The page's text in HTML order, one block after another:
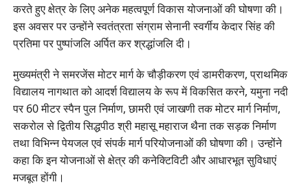
करते हुए क्षेत्र के लिए अनेक महत्वपूर्ण विकास योजनाओं की घोषणा की।
इस अवसर पर उन्होंने स्वतंत्रता संग्राम सेनानी स्वर्गीय केदार सिंह की
प्रतिमा पर पुष्पांजलि अर्पित कर श्रद्धांजलि दी।
मुख्यमंत्री ने समरजेंस मोटर मार्ग के चौड़ीकरण एवं डामरीकरण, प्राथमिक
विद्यालय नागथात को आदर्श विद्यालय के रूप में विकसित करने, यमुना नदी
पर 60 मीटर स्पैन पुल निर्माण, छामरी एवं जाखणी तक मोटर मार्ग निर्माण,
सकरोल से द्वितीय सिद्धपीठ श्री महासू महाराज थैना तक सड़क निर्माण
तथा विभिन्न पेयजल एवं संपर्क मार्ग परियोजनाओं की घोषणा की। उन्होंने
कहा कि इन योजनाओं से क्षेत्र की कनेक्टिविटी और आधारभूत सुविधाएं
मजबूत होंगी।